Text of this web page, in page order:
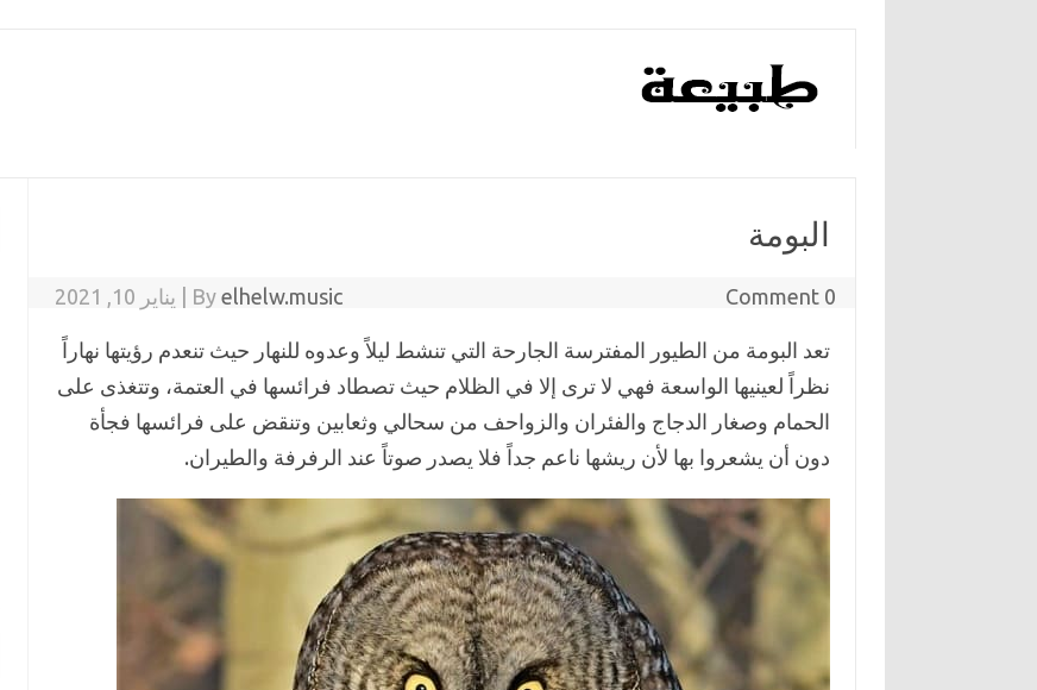
البومة
By elhelw.music يناير 10, 2021 0 Comment
تعد البومة من الطيور المفترسة الجارحة التي تنشط ليلاً وعدوه للنهار حيث تنعدم رؤيتها نهاراً
نظراً لعينيها الواسعة فهي لا ترى إلا في الظلام حيث تصطاد فرائسها في العتمة، وتتغذى على
الحمام وصغار الدجاج والفئران والزواحف من سحالي وثعابين وتنقض على فرائسها فجأة
دون أن يشعروا بها لأن ريشها ناعم جداً فلا يصدر صوتاً عند الرفرفة والطيران.